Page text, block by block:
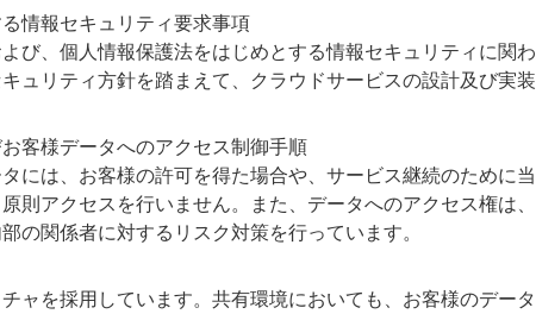
情報セキュリティ要求事項
び、個人情報保護法をはじめとする情報セキュリティに関わ
ュリティ方針を踏まえて、クラウドサービスの設計及び実装
客様データへのアクセス制御手順
には、お客様の許可を得た場合や、サービス継続のために当
則アクセスを行いません。また、データへのアクセス権は、
の関係者に対するリスク対策を行っています。
ャを採用しています。共有環境においても、お客様のデータ